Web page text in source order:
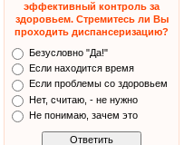
эффективный контроль за
здоровьем. Стремитесь ли Вы
проходить диспансеризацию?
Безусловно "Да!"
Если находится время
Если проблемы со здоровьем
Нет, считаю, - не нужно
Не понимаю, зачем это